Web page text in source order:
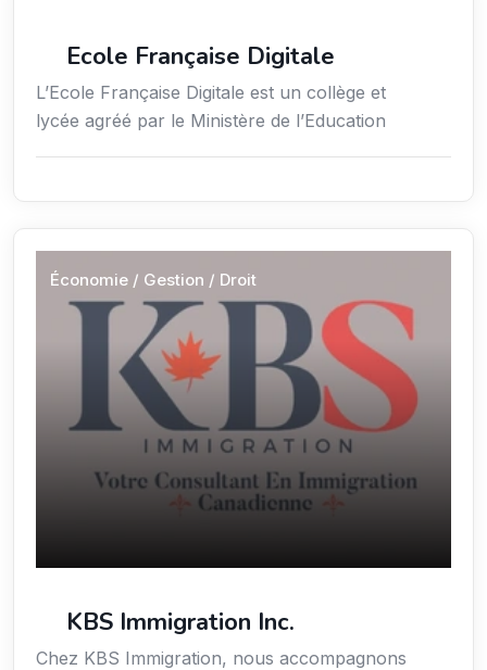
Ecole Française Digitale
L’Ecole Française Digitale est un collège et
lycée agréé par le Ministère de l’Education
Économie / Gestion / Droit
KBS Immigration Inc.
Chez KBS Immigration, nous accompagnons